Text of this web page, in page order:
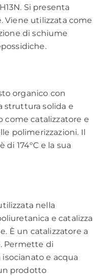
Si presenta
Viene utilizzata come
di schiume
organico con
struttura solida e
come catalizzatore e
polimerizzazioni. Il
174°C e la sua
nella
e catalizza
È un catalizzatore a
Permette di
isocianato e acqua
prodotto